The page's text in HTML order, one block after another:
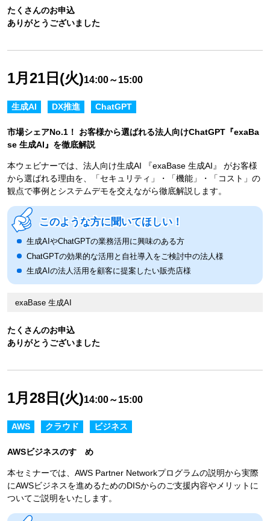
たくさんのお申込
ありがとうございました
1月21日(火)14:00～15:00
たくさんのお申込
ありがとうございました
生成AI DX推進 ChatGPT
市場シェアNo.1！ お客様から選ばれる法人向けChatGPT『exaBa
se 生成AI』を徹底解説
本ウェビナーでは、法人向け生成AI 『exaBase 生成AI』 がお客様
から選ばれる理由を、「セキュリティ」・「機能」・「コスト」の
観点で事例とシステムデモを交えながら徹底解説します。
このような方に聞いてほしい！
生成AIやChatGPTの業務活用に興味のある方
ChatGPTの効果的な活用と自社導入をご検討中の法人様
生成AIの法人活用を顧客に提案したい販売店様
exaBase 生成AI
1月28日(火)14:00～15:00
AWS クラウド ビジネス
AWSビジネスのすゝめ
本セミナーでは、AWS Partner Networkプログラムの説明から実際
にAWSビジネスを進めるためのDISからのご支援内容やメリットに
ついてご説明をいたします。